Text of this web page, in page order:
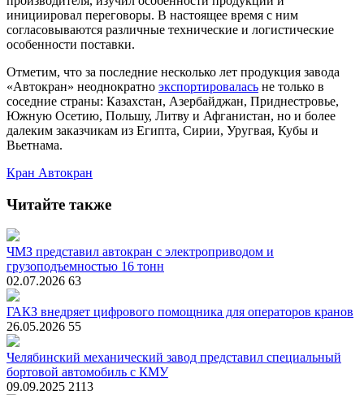
инициировал переговоры. В настоящее время с ним
согласовываются различные технические и логистические
особенности поставки.
Отметим, что за последние несколько лет продукция завода
«Автокран» неоднократно экспортировалась не только в
соседние страны: Казахстан, Азербайджан, Приднестровье,
Южную Осетию, Польшу, Литву и Афганистан, но и более
далеким заказчикам из Египта, Сирии, Уругвая, Кубы и
Вьетнама.
Кран Автокран
Читайте также
ЧМЗ представил автокран с электроприводом и
грузоподъемностью 16 тонн
02.07.2026 63
ГАКЗ внедряет цифрового помощника для операторов кранов
26.05.2026 55
Челябинский механический завод представил специальный
бортовой автомобиль с КМУ
09.09.2025 2113